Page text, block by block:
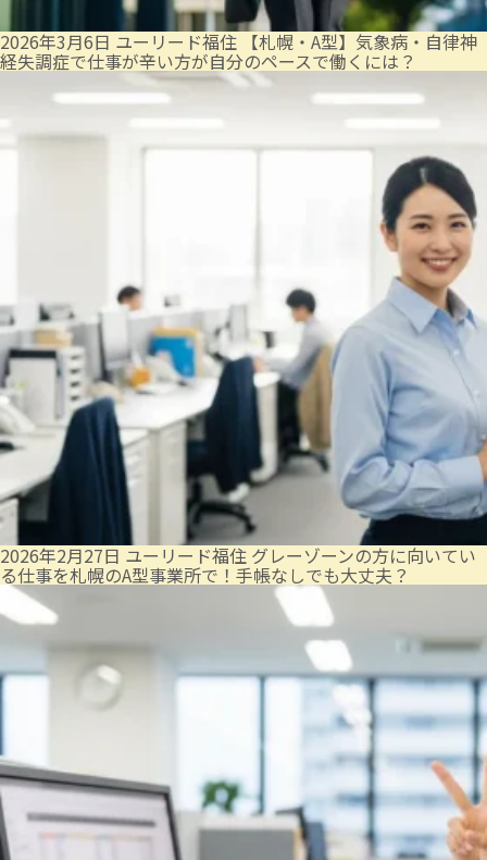
2026年3月6日 ユーリード福住 【札幌・A型】気象病・自律神
経失調症で仕事が辛い方が自分のペースで働くには？
2026年2月27日 ユーリード福住 グレーゾーンの方に向いてい
る仕事を札幌のA型事業所で！手帳なしでも大丈夫？